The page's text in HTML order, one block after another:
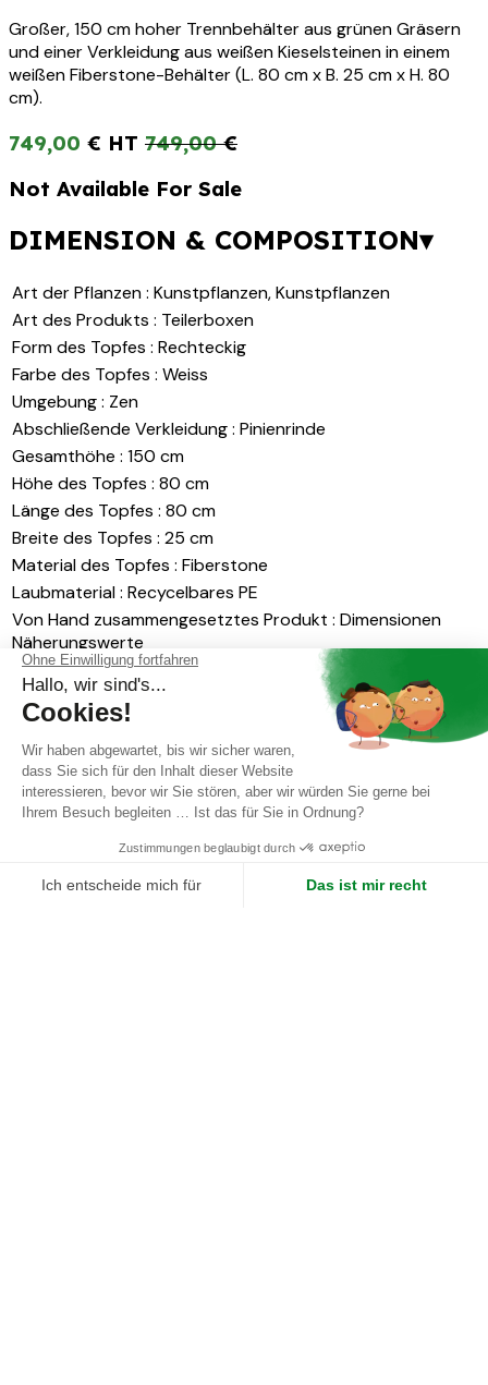
Großer, 150 cm hoher Trennbehälter aus grünen Gräsern
und einer Verkleidung aus weißen Kieselsteinen in einem
weißen Fiberstone-Behälter (L. 80 cm x B. 25 cm x H. 80
cm).
749,00 € 749,00€
Not Available For Sale
DIMENSION & COMPOSITION▾
Art der Pflanzen: Kunstpflanzen,Kunstpflanzen
Art des Produkts : Teilerboxen
Form des Topfes : Rechteckig
Farbe des Topfes : Weiss
Umgebung: Zen
Abschließende Verkleidung: Pinienrinde
Gesamthöhe : 150 cm
Höhe des Topfes : 80 cm
Länge des Topfes : 80 cm
Breite des Topfes : 25 cm
Material des Topfes : Fiberstone
Laubmaterial: Recycelbares PE
Von Hand zusammengesetztes Produkt : Dimensionen
Näherungswerte